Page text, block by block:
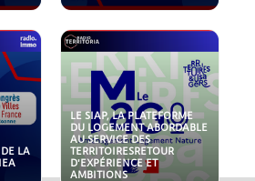
LA
LE SIAP, LA PLATEFORME
DU LOGEMENT ABORDABLE
AU SERVICE DES
TERRITOIRESRETOUR
D'EXPÉRIENCE ET
AMBITIONS